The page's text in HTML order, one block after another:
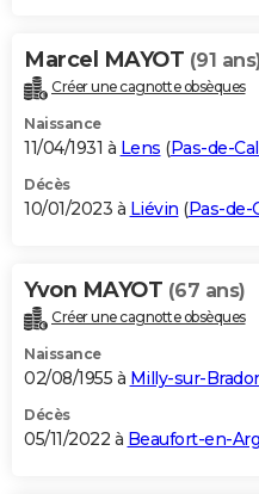
Marcel MAYOT (91
Créer une cagnotte obsèques
Naissance
11/04/1931 à Lens (Pas-de-
Décès
10/01/2023 à Liévin (Pas-de-
Yvon MAYOT (67 ans)
Créer une cagnotte obsèques
Naissance
02/08/1955 à Milly-sur-
Décès
05/11/2022 à Beaufort-en-